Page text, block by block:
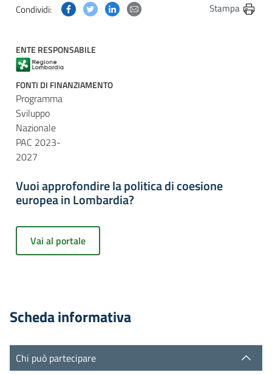
Condividi: Condividi questa pagina su Facebook
Condividi questa pagina su Twitter
Condividi questa pagina su Linkedin
Condividi questa pagina via
Stampa
ENTE RESPONSABILE
FONTI DI FINANZIAMENTO
Programma
Sviluppo
Nazionale
PAC 2023-
2027
Vuoi approfondire la politica di coesione
europea in Lombardia?
Vai al portale
Scheda informativa
Chi può partecipare